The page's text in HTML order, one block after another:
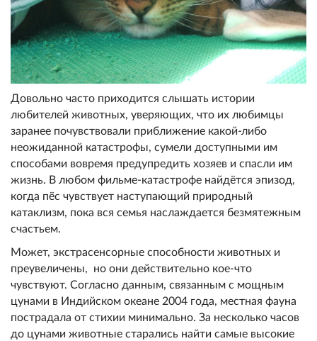
Довольно часто приходится слышать истории
любителей животных, уверяющих, что их любимцы
заранее почувствовали приближение какой-либо
неожиданной катастрофы, сумели доступными им
способами вовремя предупредить хозяев и спасли им
жизнь. В любом фильме-катастрофе найдётся эпизод,
когда пёс чувствует наступающий природный
катаклизм, пока вся семья наслаждается безмятежным
счастьем.
Может, экстрасенсорные способности животных и
преувеличены, но они действительно кое-что
чувствуют. Согласно данным, связанным с мощным
цунами в Индийском океане 2004 года, местная фауна
пострадала от стихии минимально. За несколько часов
до цунами животные старались найти самые высокие